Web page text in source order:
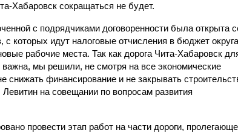
Хабаровск сокращаться не будет.
с подрядчиками договоренности была открыта
с которых идут налоговые отчисления в бюджет
рабочие места. Так как дорога Чита-Хабаровск
важна, мы решили, не смотря на все экономические
снижать финансирование и не закрывать
Левитин на совещании по вопросам развития
провести этап работ на части дороги,